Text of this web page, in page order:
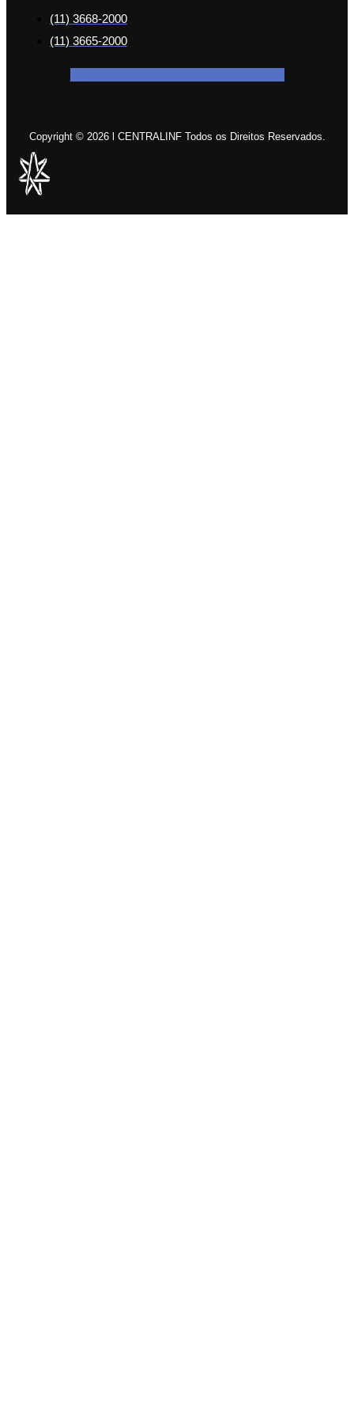
(11) 3668-2000
(11) 3665-2000
Copyright © 2026 l CENTRALINF Todos os Direitos Reservados.